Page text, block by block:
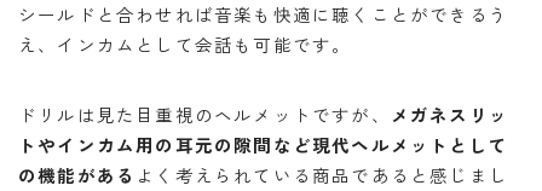
シールドと合わせれば音楽も快適に聴くことができるう
え、インカムとして会話も可能です。
ドリルは見た目重視のヘルメットですが、
メガネスリッ
トやインカム用の耳元の隙間など現代ヘルメットとして
の機能がある よく考えられている商品であると感じまし